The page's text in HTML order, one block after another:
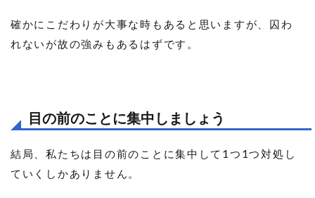
確かにこだわりが大事な時もあると思いますが、囚わ
れないが故の強みもあるはずです。
目の前のことに集中しましょう
結局、私たちは目の前のことに集中して1つ1つ対処し
ていくしかありません。